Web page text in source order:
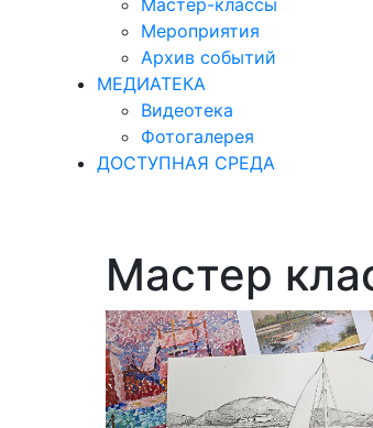
Мастер-классы
Мероприятия
Архив событий
МЕДИАТЕКА
Видеотека
Фотогалерея
ДОСТУПНАЯ СРЕДА
Мастер